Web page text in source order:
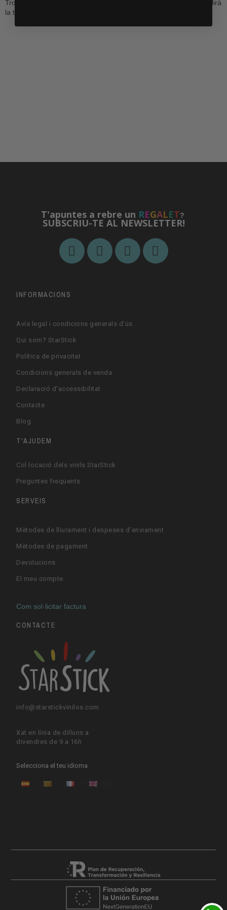
Troba avui l'obra perfecta que ressonarà amb el teu estil i embellirà
la teva llar per sempre!
T'apuntes a rebre un REGALET?
SUBSCRIU-TE AL NEWSLETTER!
INFORMACIONS
Avís legal i condicions generals d'ús
Qui som? StarStick
Política de privacitat
Condicions generals de venda
Declaració d'accessibilitat
Contacte
Blog
T'AJUDEM
Col·locació dels vinils StarStick
Preguntes freqüents
SERVEIS
Mètodes de lliurament i despeses d'enviament
Mètodes de pagament
Devolucions
El meu compte
Com sol·licitar factura
CONTACTE
info@starstickvinilos.com
Xat en línia de dilluns a
divendres de 9 a 16h
Selecciona el teu idioma
ES CA FR